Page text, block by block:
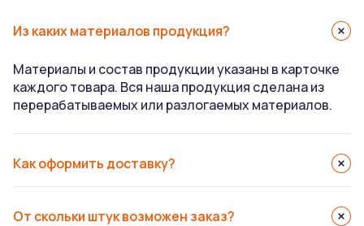
Из каких материалов продукция?
Материалы и состав продукции указаны в карточке
каждого товара. Вся наша продукция сделана из
перерабатываемых или разлогаемых материалов.
Как оформить доставку?
От скольки штук возможен заказ?